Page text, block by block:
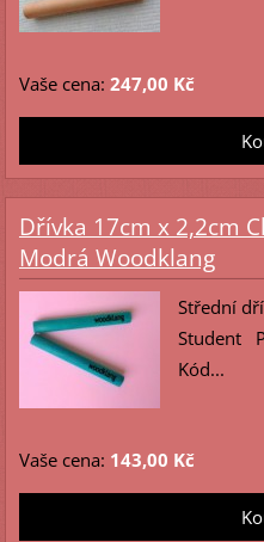
Vaše cena: 247,00 Kč
Dřívka 17cm x 2,2cm
Modrá Woodklang
Střední
Student
Kód...
Vaše cena: 143,00 Kč